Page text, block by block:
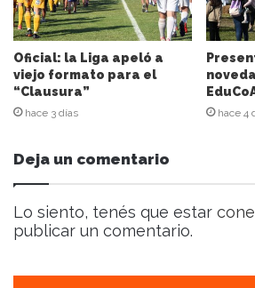
e
o
e
l
e
c
ó
n
i
c
Oficial: la Liga apeló a
viejo formato para el
“Clausura”
hace 3 días hace 4
Deja un comentario
Lo siento, tenés que estar
publicar un comentario.